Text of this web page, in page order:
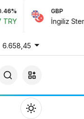
GBP
İngiliz Sterlini
6.658,45